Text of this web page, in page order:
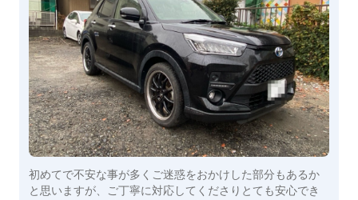
初めてで不安な事が多くご迷惑をおかけした部分もあるか
と思いますが、ご丁寧に対応してくださりとても安心でき